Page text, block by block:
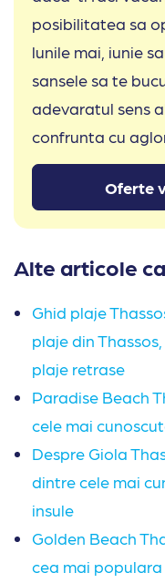
posibilitatea sa
lunile mai, iunie
sansele sa te
adevaratul sens
confrunta cu
Oferte
Alte articole
Ghid plaje
plaje din
plaje retrase
Paradise Beach
cele mai
Despre Giola
dintre cele mai
insule
Golden Beach
cea mai populara